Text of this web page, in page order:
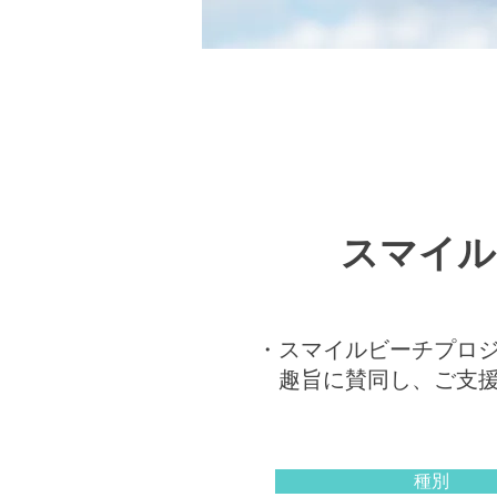
スマイ
・スマイルビーチプロ
趣旨に賛同し、ご支
種別